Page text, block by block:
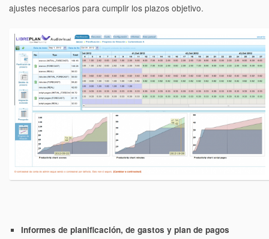
ajustes necesarios para cumplir los plazos objetivo.
Informes de planificación, de gastos y plan de pagos